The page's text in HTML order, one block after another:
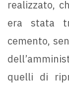
realizzato,
era stata
cemento,
quelli di